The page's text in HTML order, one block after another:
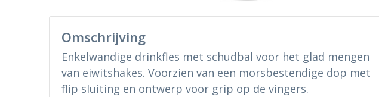
Omschrijving
Enkelwandige drinkfles met schudbal voor het glad mengen
van eiwitshakes. Voorzien van een morsbestendige dop met
flip sluiting en ontwerp voor grip op de vingers.